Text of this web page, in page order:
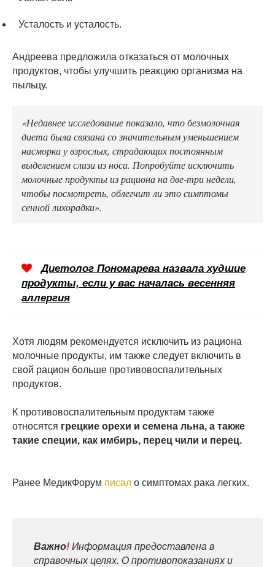
Усталость и усталость.
Андреева предложила отказаться от молочных
продуктов, чтобы улучшить реакцию организма на
пыльцу.
«Недавнее исследование показало, что безмолочная
диета была связана со значительным уменьшением
насморка у взрослых, страдающих постоянным
выделением слизи из носа. Попробуйте исключить
молочные продукты из рациона на две-три недели,
чтобы посмотреть, облегчит ли это симптомы
сенной лихорадки».
Диетолог Пономарева назвала худшие
продукты, если у вас началась весенняя
аллергия
Хотя людям рекомендуется исключить из рациона
молочные продукты, им также следует включить в
свой рацион больше противовоспалительных
продуктов.
К противовоспалительным продуктам также
относятся грецкие орехи и семена льна, а также
такие специи, как имбирь, перец чили и перец.
Ранее МедикФорум писал о симптомах рака легких.
Важно! Информация предоставлена в
справочных целях. О противопоказаниях и